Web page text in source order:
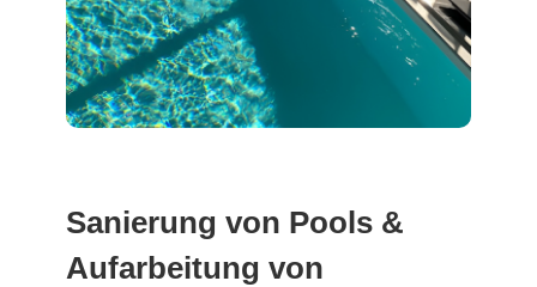
Sanierung von Pools &
Aufarbeitung von